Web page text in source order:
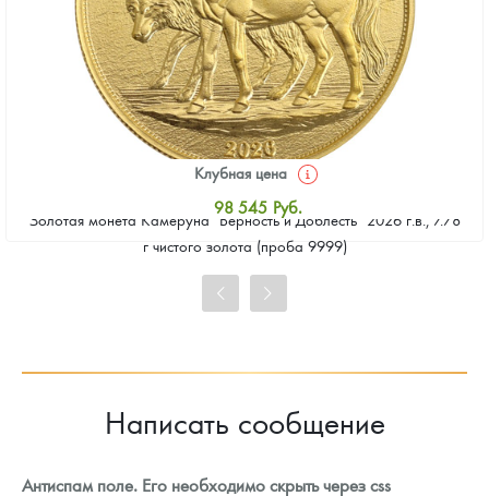
Золотая монета Камеруна "Верность и Доблесть" 2026 г.в., 7.78
г чистого золота (проба 9999)
Клубная цена
98 545 Руб.
Стандартная цена
Цена выкупа
Написать сообщение
Антиспам поле. Его необходимо скрыть через css